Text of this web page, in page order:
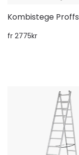
Kombistege Proffs
fr 2775kr